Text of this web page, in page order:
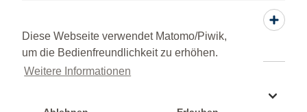
Diese Webseite verwendet Matomo/Piwik,
um die Bedienfreundlichkeit zu erhöhen.
Weitere Informationen